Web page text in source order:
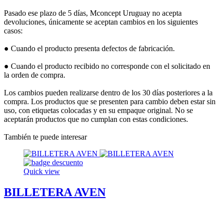
Pasado ese plazo de 5 días, Mconcept Uruguay no acepta
devoluciones, únicamente se aceptan cambios en los siguientes
casos:
● Cuando el producto presenta defectos de fabricación.
● Cuando el producto recibido no corresponde con el solicitado en
la orden de compra.
Los cambios pueden realizarse dentro de los 30 días posteriores a la
compra. Los productos que se presenten para cambio deben estar sin
uso, con etiquetas colocadas y en su empaque original. No se
aceptarán productos que no cumplan con estas condiciones.
También te puede interesar
Quick view
BILLETERA AVEN